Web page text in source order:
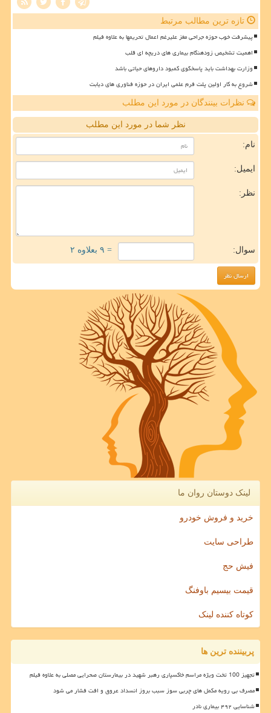
تازه ترین مطالب مرتبط
پیشرفت خوب حوزه جراحی مغز علیرغم اعمال تحریمها به علاوه فیلم
اهمیت تشخیص زودهنگام بیماری های دریچه ای قلب
وزارت بهداشت باید پاسخگوی کمبود داروهای حیاتی باشد
شروع به کار اولین پلت فرم علمی ایران در حوزه فناوری های دیابت
نظرات بینندگان در مورد این مطلب
نظر شما در مورد این مطلب
نام:
ایمیل:
نظر:
سوال: = ۹ بعلاوه ۲
لینک دوستان روان ما
خرید و فروش خودرو
طراحی سایت
فیش حج
قیمت بیسیم باوفنگ
کوتاه کننده لینک
پربیننده ترین ها
تجهیز 100 تخت ویژه مراسم خاکسپاری رهبر شهید در بیمارستان صحرایی مصلی به علاوه فیلم
مصرف بی رویه مکمل های چربی سوز سبب بروز انسداد عروق و افت فشار می شود
شناسایی ۴۹۲ بیماری نادر